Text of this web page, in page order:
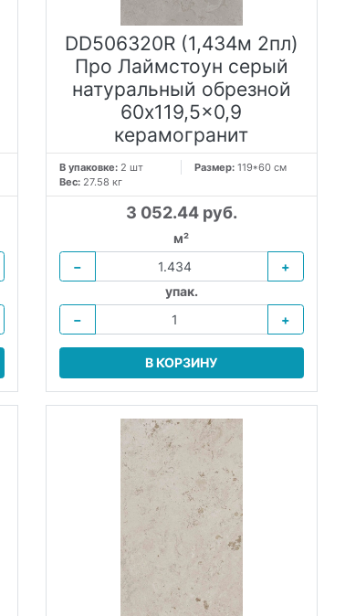
DD506320R (1,434м 2пл)
Про Лаймстоун серый
натуральный обрезной
60x119,5x0,9
керамогранит
В упаковке:2 шт Размер: 119*60 см
Вес: 27.58 кг
3 052.44 руб.
м²
−
+
упак.
−
+
В КОРЗИНУ